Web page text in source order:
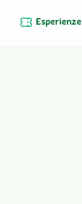
Esperienze